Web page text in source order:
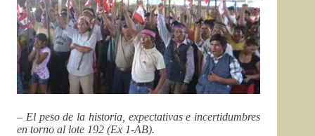
– El peso de la historia, expectativas e incertidumbres
en torno al lote 192 (Ex 1-AB).